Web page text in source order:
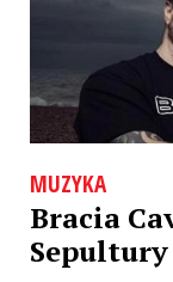
MUZYKA
Bracia
Sepultury